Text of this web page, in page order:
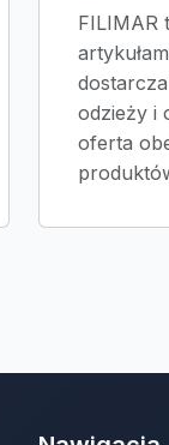
FILIMAR
odzieży i
oferta